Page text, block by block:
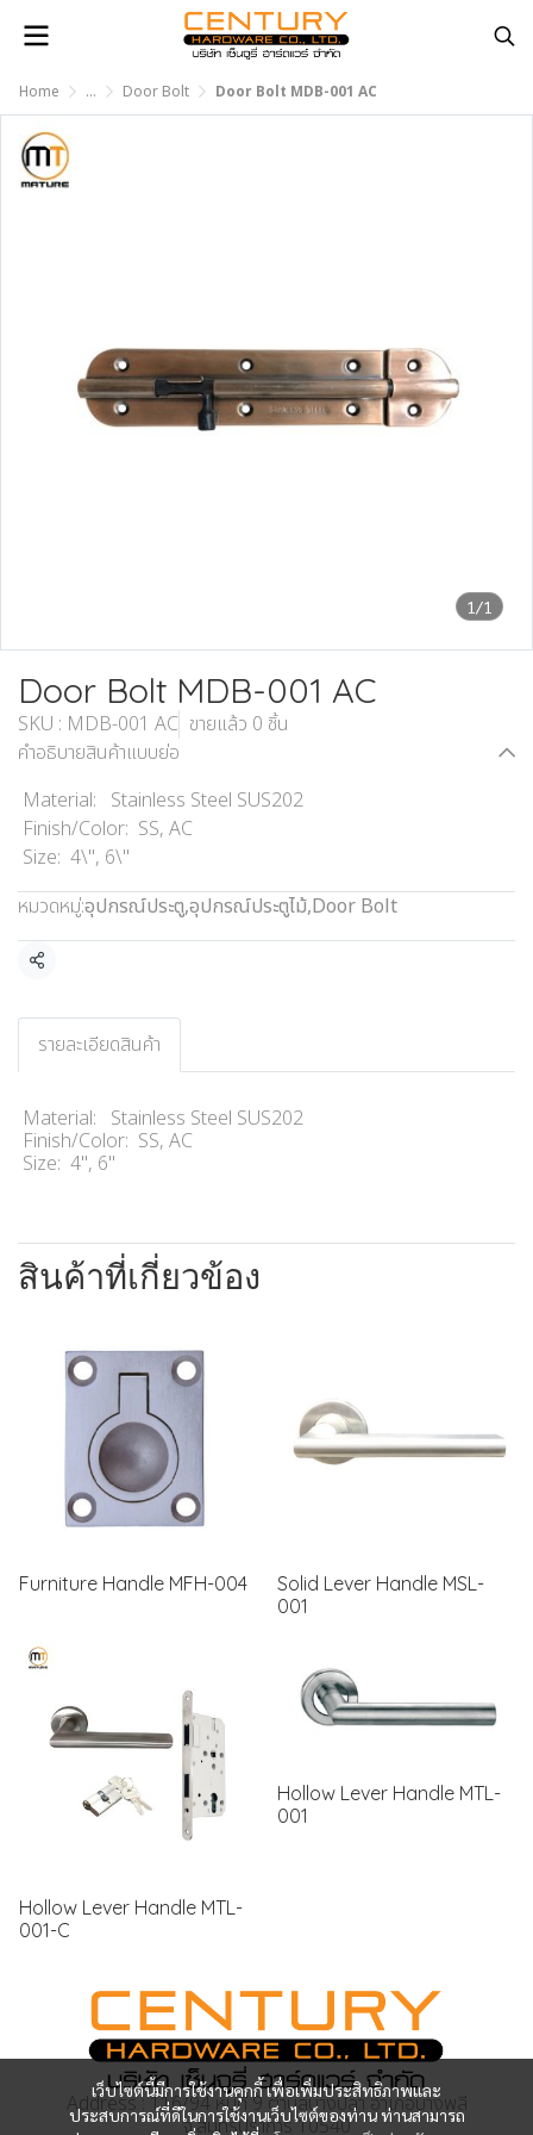
Home ... Door Bolt Door Bolt MDB-001 AC
1/1
Door Bolt MDB-001 AC
SKU : MDB-001 AC ขายแล้ว 0 ชิ้น
คำอธิบายสินค้าแบบย่อ
Material: Stainless Steel SUS202
Finish/Color: SS, AC
Size: 4\", 6\"
หมวดหมู่:อุปกรณ์ประตู,อุปกรณ์ประตูไม้,Door Bolt
แชร์
รายละเอียดสินค้า
Material: Stainless Steel SUS202
Finish/Color: SS, AC
Size: 4", 6"
สินค้าที่เกี่ยวข้อง
Furniture Handle MFH-004
Solid Lever Handle MSL-
001
Hollow Lever Handle MTL-
001-C
Hollow Lever Handle MTL-
001
เว็บไซต์นี้มีการใช้งานคุกกี้ เพื่อเพิ่มประสิทธิภาพและ
ประสบการณ์ที่ดีในการใช้งานเว็บไซต์ของท่าน ท่านสามารถ
Address : 116/94 หมู่ที่ 9 ตำบลบางปลา อำเภอบางพลี
จ.สมุทรปราการ 10540